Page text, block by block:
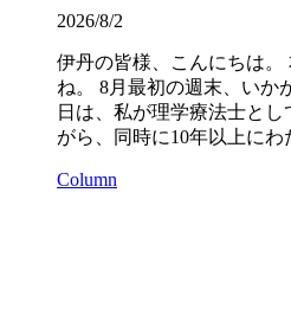
2026/8/2
伊丹の皆様、こんにちは。
ね。 8月最初の週末、いか
日は、私が理学療法士と
がら、同時に10年以上に
Column